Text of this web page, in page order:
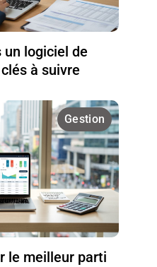
un logiciel de
à suivre
Gestion
le meilleur parti